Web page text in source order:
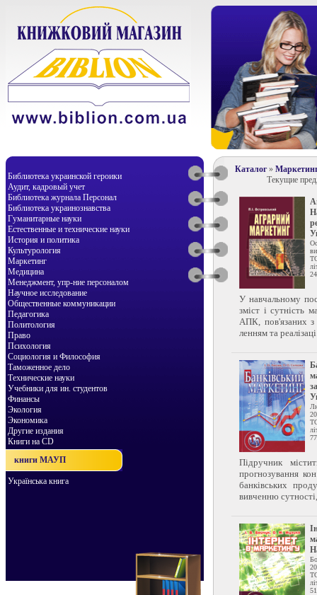
Библиотека украинской героики
Аудит, кадровый учет
Библиотека журнала Персонал
Библиотека украинознавства
Гуманитарные науки
Естественные и технические науки
История и политика
Культурология
Маркетинг
Медицина
Менеджмент, упр-ние персоналом
Научное исследование
Общественные коммуникации
Педагогика
Политология
Право
Психология
Социология и Философия
Таможенное дело
Технические науки
Учебники для ин. студентов
Финансы
Экология
Экономика
Другие издания
Книги на CD
книги МАУП
Українська книга
Каталог»
Текущие
У навчальному
зміст і сутність
АПК, пов'язаних з
ленням та
Підручник
прогнозування
банківських
вивченню